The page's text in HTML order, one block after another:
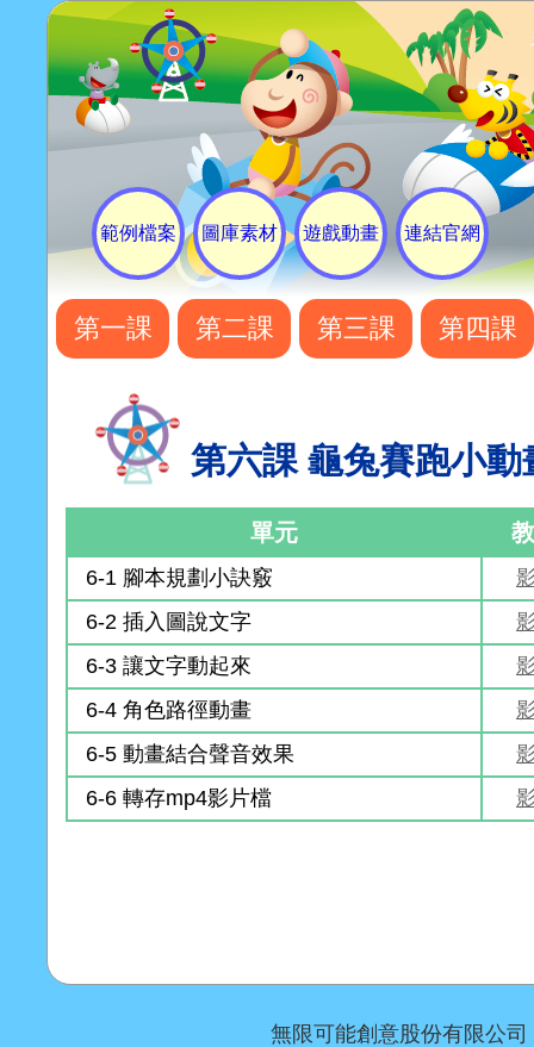
範例檔案 圖庫素材 遊戲動畫 連結官網
第一課 第二課 第三課 第四課
第六課 龜兔賽跑小動
單元
6-1 腳本規劃小訣竅
6-2 插入圖說文字
6-3 讓文字動起來
6-4 角色路徑動畫
6-5 動畫結合聲音效果
6-6 轉存mp4影片檔
無限可能創意股份有限公